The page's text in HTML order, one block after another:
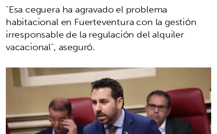
"Esa ceguera ha agravado el problema
habitacional en Fuerteventura con la gestión
irresponsable de la regulación del alquiler
vacacional", aseguró.